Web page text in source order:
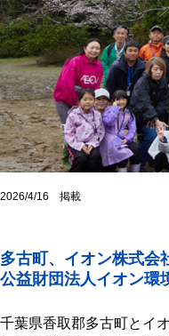
2026/4/16 掲載
多古町、イオン株式会
公益財団法人イオン環
千葉県香取郡多古町とイ